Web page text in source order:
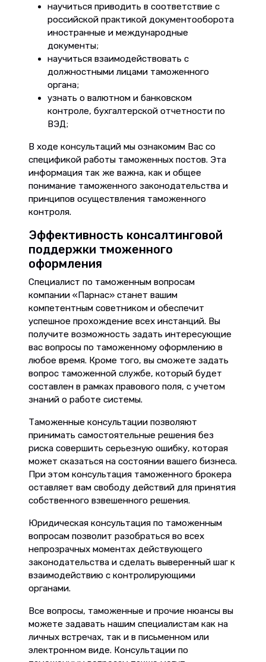
научиться приводить в соответствие с
российской практикой документооборота
иностранные и международные
документы;
научиться взаимодействовать с
должностными лицами таможенного
органа;
узнать о валютном и банковском
контроле, бухгалтерской отчетности по
ВЭД;
В ходе консультаций мы ознакомим Вас со
спецификой работы таможенных постов. Эта
информация так же важна, как и общее
понимание таможенного законодательства и
принципов осуществления таможенного
контроля.
Эффективность консалтинговой
поддержки тможенного
оформления
Специалист по таможенным вопросам
компании «Парнас» станет вашим
компетентным советником и обеспечит
успешное прохождение всех инстанций. Вы
получите возможность задать интересующие
вас вопросы по таможенному оформлению в
любое время. Кроме того, вы сможете задать
вопрос таможенной службе, который будет
составлен в рамках правового поля, с учетом
знаний о работе системы.
Таможенные консультации позволяют
принимать самостоятельные решения без
риска совершить серьезную ошибку, которая
может сказаться на состоянии вашего бизнеса.
При этом консультация таможенного брокера
оставляет вам свободу действий для принятия
собственного взвешенного решения.
Юридическая консультация по таможенным
вопросам позволит разобраться во всех
непрозрачных моментах действующего
законодательства и сделать выверенный шаг к
взаимодействию с контролирующими
органами.
Все вопросы, таможенные и прочие нюансы вы
можете задавать нашим специалистам как на
личных встречах, так и в письменном или
электронном виде. Консультации по